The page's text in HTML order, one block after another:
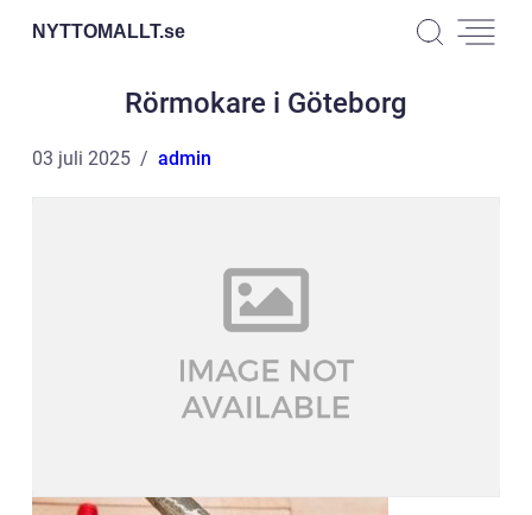
NYTTOMALLT.se
Rörmokare i Göteborg
03 juli 2025 admin